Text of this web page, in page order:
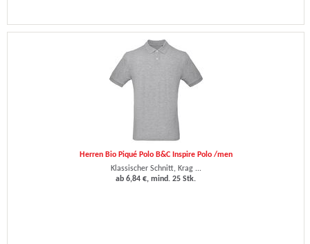
Herren Bio Piqué Polo B&C Inspire Polo /men
Klassischer Schnitt, Krag ...
ab 6,84 €, mind. 25 Stk.